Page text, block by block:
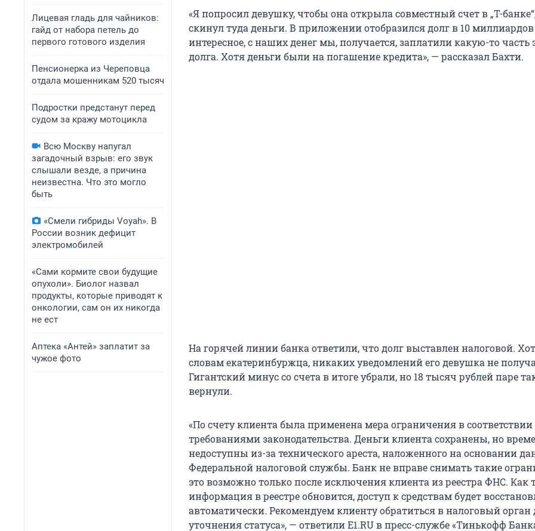
Лицевая гладь для чайников:
гайд от набора петель до
первого готового изделия
Пенсионерка из Череповца
отдала мошенникам 520 тысяч
Подростки предстанут перед
судом за кражу мотоцикла
Всю Москву напугал
загадочный взрыв: его звук
слышали везде, а причина
неизвестна. Что это могло
быть
«Смели гибриды Voyah». В
России возник дефицит
электромобилей
«Сами кормите свои будущие
опухоли». Биолог назвал
продукты, которые приводят к
онкологии, сам он их никогда
не ест
Аптека «Антей» заплатит за
чужое фото
«Я попросил девушку, чтобы она открыла совместный счет в „Т-
скинул туда деньги. В приложении отобразился долг в 10
интересное, с наших денег мы, получается, заплатили какую-то часть
долга. Хотя деньги были на погашение кредита», — рассказал Бахти.
На горячей линии банка ответили, что долг выставлен налоговой.
словам екатеринбуржца, никаких уведомлений его девушка не
Гигантский минус со счета в итоге убрали, но 18 тысяч рублей паре
вернули.
«По счету клиента была применена мера ограничения в соответствии
требованиями законодательства. Деньги клиента сохранены, но
недоступны из-за технического ареста, наложенного на основании
Федеральной налоговой службы. Банк не вправе снимать такие
это возможно только после исключения клиента из реестра ФНС. Как
информация в реестре обновится, доступ к средствам будет
автоматически. Рекомендуем клиенту обратиться в налоговый орган
уточнения статуса», — ответили E1.RU в пресс-службе «Тинькофф